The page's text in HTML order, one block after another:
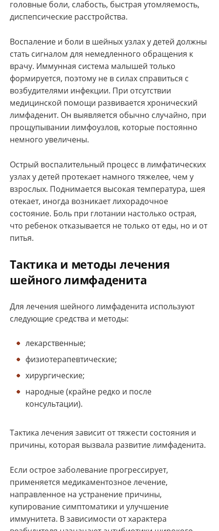
головные боли, слабость, быстрая утомляемость,
диспепсические расстройства.
Воспаление и боли в шейных узлах у детей должны
стать сигналом для немедленного обращения к
врачу. Иммунная система малышей только
формируется, поэтому не в силах справиться с
возбудителями инфекции. При отсутствии
медицинской помощи развивается хронический
лимфаденит. Он выявляется обычно случайно, при
прощупывании лимфоузлов, которые постоянно
немного увеличены.
Острый воспалительный процесс в лимфатических
узлах у детей протекает намного тяжелее, чем у
взрослых. Поднимается высокая температура, шея
отекает, иногда возникает лихорадочное
состояние. Боль при глотании настолько острая,
что ребенок отказывается не только от еды, но и от
питья.
Тактика и методы лечения
шейного лимфаденита
Для лечения шейного лимфаденита используют
следующие средства и методы:
лекарственные;
физиотерапевтические;
хирургические;
народные (крайне редко и после
консультации).
Тактика лечения зависит от тяжести состояния и
причины, которая вызвала развитие лимфаденита.
Если острое заболевание прогрессирует,
применяется медикаментозное лечение,
направленное на устранение причины,
купирование симптоматики и улучшение
иммунитета. В зависимости от характера